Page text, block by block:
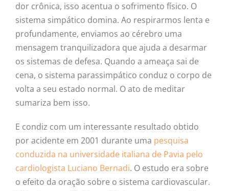
dor crônica, isso acentua o sofrimento físico. O
sistema simpático domina. Ao respirarmos lenta e
profundamente, enviamos ao cérebro uma
mensagem tranquilizadora que ajuda a desarmar
os sistemas de defesa. Quando a ameaça sai de
cena, o sistema parassimpático conduz o corpo de
volta a seu estado normal. O ato de meditar
sumariza bem isso.
E condiz com um interessante resultado obtido
por acidente em 2001 durante uma pesquisa
conduzida na universidade italiana de Pavia pelo
cardiologista Luciano Bernadi. O estudo era sobre
o efeito da oração sobre o sistema cardiovascular.